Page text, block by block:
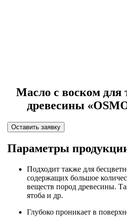
Масло с воском для
древесины
Оставить заявку
Параметры
Подходит также для
содержащих большое
веществ пород древесины.
ятоба и др.
Глубоко проникает в